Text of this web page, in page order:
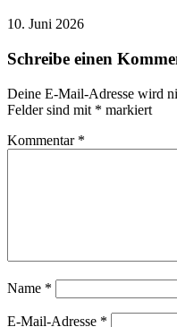
10. Juni 2026
Schreibe einen
Deine E-Mail-Adresse wird
Felder sind mit * markiert
Kommentar *
Name *
E-Mail-Adresse *